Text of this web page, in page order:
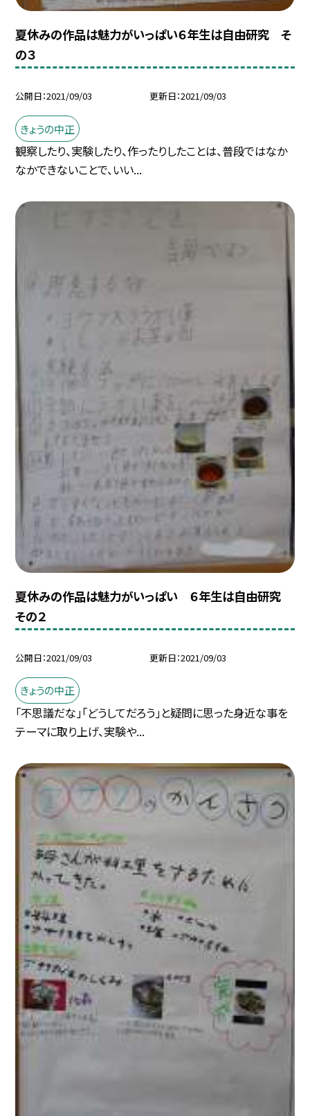
夏休みの作品は魅力がいっぱい６年生は自由研究 そ
の３
公開日 2021/09/03 更新日 2021/09/03
きょうの中正
観察したり、実験したり、作ったりしたことは、普段ではなか
なかできないことで、いい...
夏休みの作品は魅力がいっぱい ６年生は自由研究
その２
公開日 2021/09/03 更新日 2021/09/03
きょうの中正
「不思議だな」「どうしてだろう」と疑問に思った身近な事を
テーマに取り上げ、実験や...